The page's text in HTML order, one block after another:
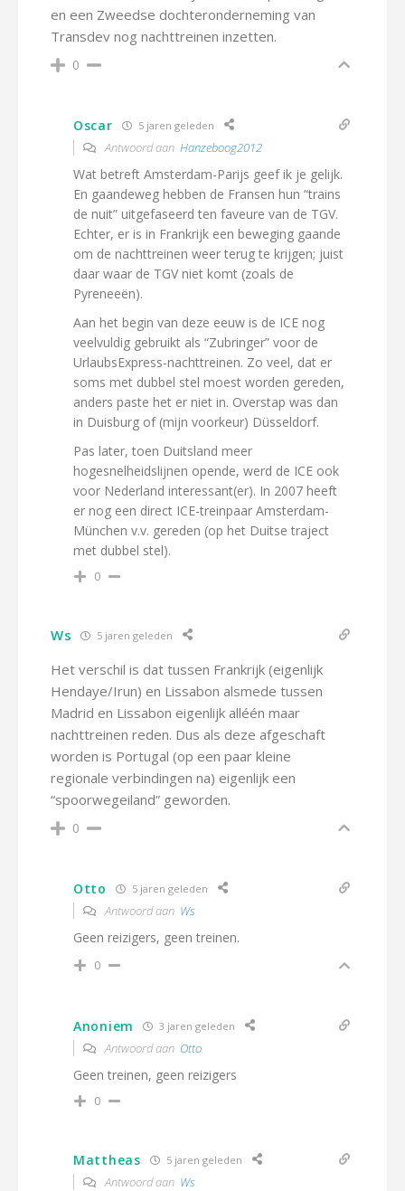
en een Zweedse dochteronderneming van
Transdev nog nachttreinen inzetten.
0
Oscar 5 jaren geleden
Antwoord aan Hanzeboog2012
Wat betreft Amsterdam-Parijs geef ik je gelijk.
En gaandeweg hebben de Fransen hun “trains
de nuit” uitgefaseerd ten faveure van de TGV.
Echter, er is in Frankrijk een beweging gaande
om de nachttreinen weer terug te krijgen; juist
daar waar de TGV niet komt (zoals de
Pyreneeën).
Aan het begin van deze eeuw is de ICE nog
veelvuldig gebruikt als “Zubringer” voor de
UrlaubsExpress-nachttreinen. Zo veel, dat er
soms met dubbel stel moest worden gereden,
anders paste het er niet in. Overstap was dan
in Duisburg of (mijn voorkeur) Düsseldorf.
Pas later, toen Duitsland meer
hogesnelheidslijnen opende, werd de ICE ook
voor Nederland interessant(er). In 2007 heeft
er nog een direct ICE-treinpaar Amsterdam-
München v.v. gereden (op het Duitse traject
met dubbel stel).
0
Ws 5 jaren geleden
Het verschil is dat tussen Frankrijk (eigenlijk
Hendaye/Irun) en Lissabon alsmede tussen
Madrid en Lissabon eigenlijk alléén maar
nachttreinen reden. Dus als deze afgeschaft
worden is Portugal (op een paar kleine
regionale verbindingen na) eigenlijk een
“spoorwegeiland” geworden.
0
Otto 5 jaren geleden
Antwoord aan Ws
Geen reizigers, geen treinen.
0
Anoniem 3 jaren geleden
Antwoord aan Otto
Geen treinen, geen reizigers
0
Mattheas 5 jaren geleden
Antwoord aan Ws